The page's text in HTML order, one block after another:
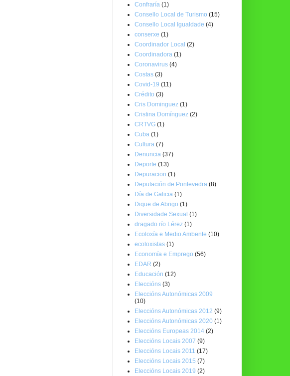
Confraría (1)
Consello Local de Turismo (15)
Consello Local Igualdade (4)
conserxe (1)
Coordinador Local (2)
Coordinadora (1)
Coronavirus (4)
Costas (3)
Covid-19 (11)
Crédito (3)
Cris Dominguez (1)
Cristina Domínguez (2)
CRTVG (1)
Cuba (1)
Cultura (7)
Denuncia (37)
Deporte (13)
Depuracion (1)
Deputación de Pontevedra (8)
Día de Galicia (1)
Dique de Abrigo (1)
Diversidade Sexual (1)
dragado río Lérez (1)
Ecoloxía e Medio Ambente (10)
ecoloxistas (1)
Economía e Emprego (56)
EDAR (2)
Educación (12)
Eleccións (3)
Eleccións Autonómicas 2009
(10)
Eleccións Autonómicas 2012 (9)
Eleccións Autonómicas 2020 (1)
Eleccións Europeas 2014 (2)
Eleccións Locais 2007 (9)
Eleccións Locais 2011 (17)
Eleccións Locais 2015 (7)
Eleccións Locais 2019 (2)